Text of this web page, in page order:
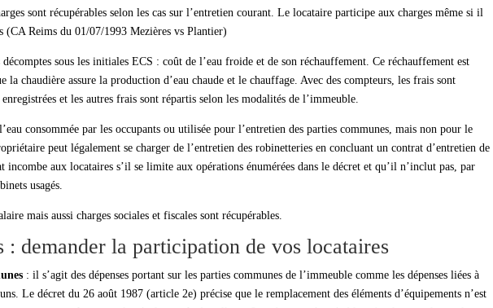
sont récupérables selon les cas sur l’entretien courant. Le locataire participe aux charges même si il
(CA Reims du 01/07/1993 Mezières vs Plantier)
sous les initiales ECS : coût de l’eau froide et de son réchauffement. Ce réchauffement est
la chaudière assure la production d’eau chaude et le chauffage. Avec des compteurs, les frais sont
et les autres frais sont répartis selon les modalités de l’immeuble.
consommée par les occupants ou utilisée pour l’entretien des parties communes, mais non pour le
peut légalement se charger de l’entretien des robinetteries en concluant un contrat d’entretien de
aux locataires s’il se limite aux opérations énumérées dans le décret et qu’il n’inclut pas, par
usagés.
mais aussi charges sociales et fiscales sont récupérables.
: demander la participation de vos locataires
: il s’agit des dépenses portant sur les parties communes de l’immeuble comme les dépenses liées à
Le décret du 26 août 1987 (article 2e) précise que le remplacement des éléments d’équipements n’est